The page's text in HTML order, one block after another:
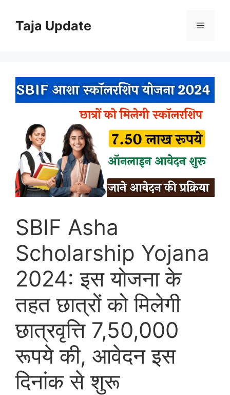
content
Taja Update Menu
SBIF Asha
Scholarship Yojana
2024: इस योजना के
तहत छात्रों को मिलेगी
छात्रवृत्ति 7,50,000
रूपये की, आवेदन इस
दिनांक से शुरू